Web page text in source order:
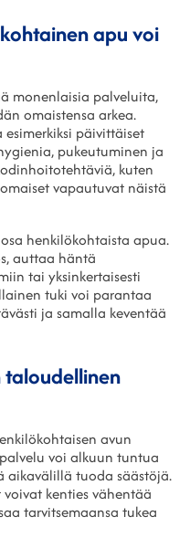
apu voi
monenlaisia palveluita,
omaistensa arkea.
päivittäiset
pukeutuminen ja
kuten
vapautuvat näistä
henkilökohtaista apua.
auttaa häntä
tai yksinkertaisesti
tuki voi parantaa
ja samalla keventää
avun
voi alkuun tuntua
aikavälillä tuoda säästöjä.
voivat kenties vähentää
tarvitsemaansa tukea